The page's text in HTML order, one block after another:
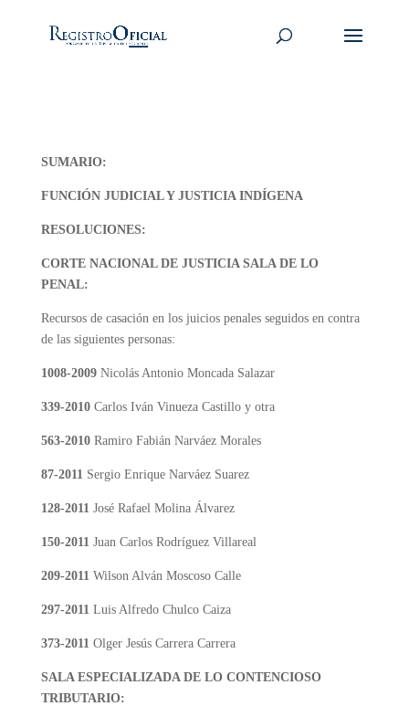
SUMARIO:
FUNCIÓN JUDICIAL Y JUSTICIA INDÍGENA
RESOLUCIONES:
CORTE NACIONAL DE JUSTICIA SALA DE LO
PENAL:
Recursos de casación en los juicios penales seguidos en contra
de las siguientes personas:
1008-2009Nicolás Antonio Moncada Salazar
339-2010 Carlos Iván Vinueza Castillo y otra
563-2010Ramiro Fabián Narváez Morales
87-2011Sergio Enrique Narváez Suarez
128-2011José Rafael Molina Álvarez
150-2011Juan Carlos Rodríguez Villareal
209-2011Wilson Alván Moscoso Calle
297-2011Luis Alfredo Chulco Caiza
373-2011Olger Jesús Carrera Carrera
SALA ESPECIALIZADA DE LO CONTENCIOSO
TRIBUTARIO: